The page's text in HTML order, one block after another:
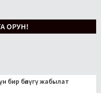
бир бөлүгү жабылат